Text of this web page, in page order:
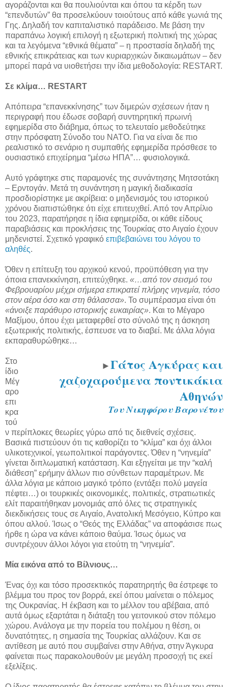
αγοράζονται και θα πουλιούνται και όπου τα κέρδη των
“επενδυτών” θα προσελκύουν τοιούτους από κάθε γωνιά της
Γης. Δηλαδή τον καπιταλιστικό παράδεισο. Με βάση την
παραπάνω λογική επιλογή η εξωτερική πολιτική της χώρας
και τα λεγόμενα “εθνικά θέματα” – η προστασία δηλαδή της
εθνικής επικράτειας και των κυριαρχικών δικαιωμάτων – δεν
μπορεί παρά να υιοθετήσει την ίδια μεθοδολογία: RESTART.
Σε κλίμα… RESTART
Απόπειρα “επανεκκίνησης” των διμερών σχέσεων ήταν η
περιγραφή που έδωσε σοβαρή συντηρητική πρωινή
εφημερίδα στο διάβημα, όπως το τελευταίο μεθοδεύτηκε
στην πρόσφατη Σύνοδο του ΝΑΤΟ. Για να είναι δε πιο
ρεαλιστικό το σενάριο η συμπαθής εφημερίδα πρόσθεσε το
ουσιαστικό επιχείρημα “μέσω ΗΠΑ”… φυσιολογικά.
Αυτό γράφτηκε στις παραμονές της συνάντησης Μητσοτάκη
– Ερντογάν. Μετά τη συνάντηση η μαγική διαδικασία
προσδιορίστηκε με ακρίβεια: ο μηδενισμός του ιστορικού
χρόνου διαπιστώθηκε ότι είχε επιτευχθεί. Από τον Απρίλιο
του 2023, παρατήρησε η ίδια εφημερίδα, οι κάθε είδους
παραβιάσεις και προκλήσεις της Τουρκίας στο Αιγαίο έχουν
μηδενιστεί. Σχετικό γραφικό επιβεβαιώνει του λόγου το
αληθές.
Όθεν η επίτευξη του αρχικού κενού, προϋπόθεση για την
όποια επανεκκίνηση, επιτεύχθηκε. «…από τον σεισμό του
Φεβρουαρίου μέχρι σήμερα επικρατεί πλήρης νηνεμία, τόσο
στον αέρα όσο και στη θάλασσα». Το συμπέρασμα είναι ότι
«άνοιξε παράθυρο ιστορικής ευκαιρίας». Και το Μέγαρο
Μαξίμου, όπου έχει μεταφερθεί στο σύνολό της η άσκηση
εξωτερικής πολιτικής, έσπευσε να το διαβεί. Με άλλα λόγια
εκπαραθυρώθηκε…
►Γάτος Αγκύρας και
χαζοχαρούμενα ποντικάκια
Αθηνών
Του Νικηφόρου Βαρονέτου
Στο
ίδιο
Μέγ
αρο
επι
κρα
τού
ν περίπλοκες θεωρίες γύρω από τις διεθνείς σχέσεις.
Βασικά πιστεύουν ότι τις καθορίζει το “κλίμα” και όχι άλλοι
υλικοτεχνικοί, γεωπολιτικοί παράγοντες. Όθεν η “νηνεμία”
γίνεται διπλωματική κατάσταση. Και εξηγείται με την “καλή
διάθεση” ερήμην άλλων πιο σύνθετων παραμέτρων. Με
άλλα λόγια με κάποιο μαγικό τρόπο (εντάξει πολύ μαγεία
πέφτει…) οι τουρκικές οικονομικές, πολιτικές, στρατιωτικές
ελίτ παραιτήθηκαν μονομιάς από όλες τις στρατηγικές
διεκδικήσεις τους σε Αιγαίο, Ανατολική Μεσόγειο, Κύπρο και
όπου αλλού. Ίσως ο “Θεός της Ελλάδας” να αποφάσισε πως
ήρθε η ώρα να κάνει κάποιο θαύμα. Ίσως όμως να
συντρέχουν άλλοι λόγοι για ετούτη τη “νηνεμία”.
Μία εικόνα από το Βίλνιους…
Ένας όχι και τόσο προσεκτικός παρατηρητής θα έστρεφε το
βλέμμα του προς τον βορρά, εκεί όπου μαίνεται ο πόλεμος
της Ουκρανίας. Η έκβαση και το μέλλον του αβέβαια, από
αυτά όμως εξαρτάται η διάταξη του γειτονικού στον πόλεμο
χώρου. Ανάλογα με την πορεία του πολέμου η θέση, οι
δυνατότητες, η σημασία της Τουρκίας αλλάζουν. Και σε
αντίθεση με αυτό που συμβαίνει στην Αθήνα, στην Άγκυρα
φαίνεται πως παρακολουθούν με μεγάλη προσοχή τις εκεί
εξελίξεις.